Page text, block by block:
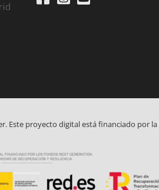
Este proyecto digital está financiado por